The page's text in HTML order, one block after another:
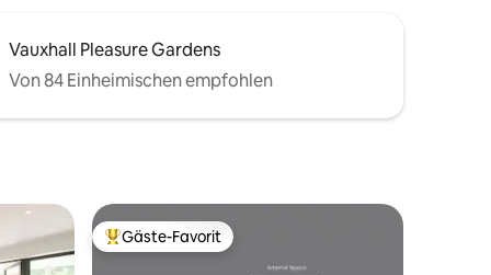
Vauxhall Pleasure Gardens
Von 84 Einheimischen empfohlen
Beliebter Gäste-Favorit.
Gäste-Favorit